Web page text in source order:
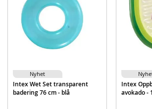
Barn skal alltid være under oppsyn av en voksen når
i nærheten av vann.
Produktdetaljer
Merke
Aktuelt Nyheter
Intex Wet Set transparent
badering 76 cm - blå
Nyhet
Intex
avokado -